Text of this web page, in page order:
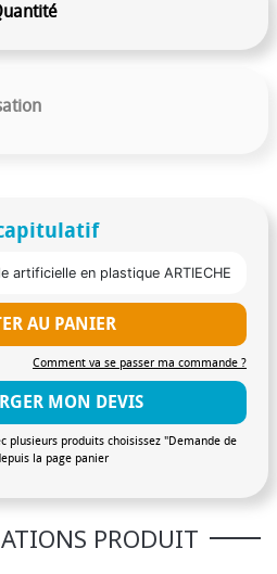
artificielle en plastique ARTIECHE
AU PANIER
Comment va se passer ma commande ?
MON DEVIS
plusieurs produits choisissez "Demande de
la page panier
PRODUIT